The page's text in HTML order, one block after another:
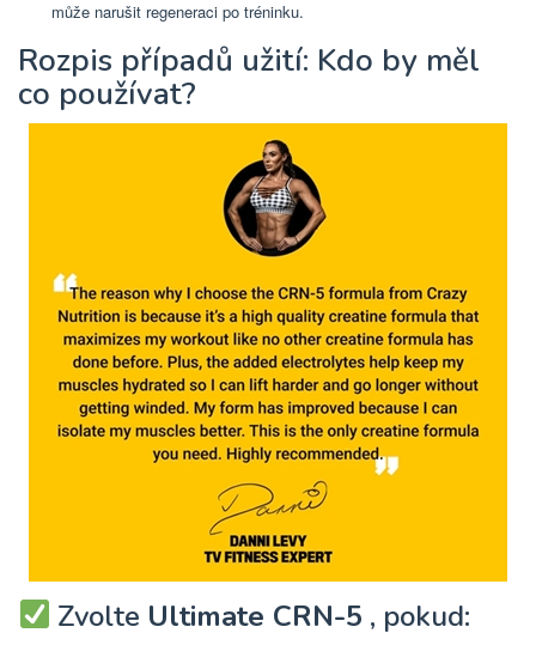
může narušit regeneraci po tréninku.
Rozpis případů užití: Kdo by měl
co používat?
Zvolte Ultimate CRN-5 , pokud: